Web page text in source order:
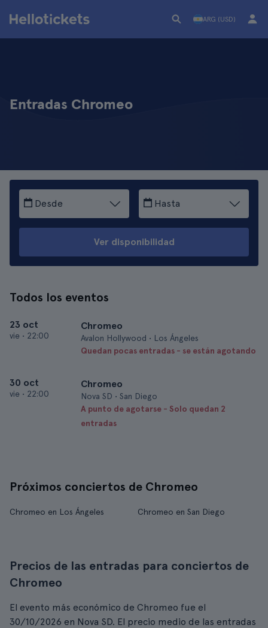
ARG (USD)
Entradas Chromeo
Desde Hasta
Ver disponibilidad
Todos los eventos
23 oct
vie • 22:00
Chromeo
Avalon Hollywood • Los Ángeles
Quedan pocas entradas - se están agotando
30 oct
vie • 22:00
Chromeo
Nova SD • San Diego
A punto de agotarse - Solo quedan 2
entradas
Próximos conciertos de Chromeo
Chromeo en Los Ángeles Chromeo en San Diego
Precios de las entradas para conciertos de
Chromeo
El evento más económico de Chromeo fue el
30/10/2026 en Nova SD. El precio medio de las entradas